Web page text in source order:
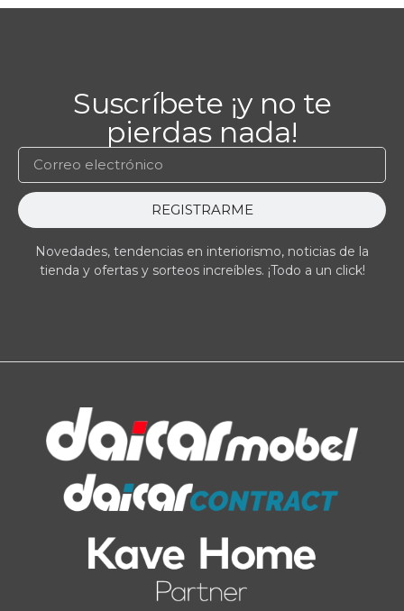
Suscríbete ¡y no te
pierdas nada!
REGISTRARME
Novedades, tendencias en interiorismo, noticias de la
tienda y ofertas y sorteos increíbles. ¡Todo a un click!